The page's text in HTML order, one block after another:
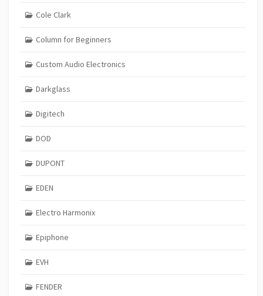
Cole Clark
Column for Beginners
Custom Audio Electronics
Darkglass
Digitech
DOD
DUPONT
EDEN
Electro Harmonix
Epiphone
EVH
FENDER